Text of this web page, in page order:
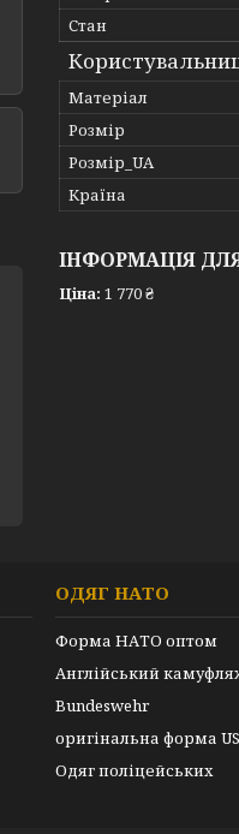
Стан
Матеріал
Розмір
Розмір_UA
Країна
ІНФОРМАЦІЯ
Ціна: 1 770 ₴
ОДЯГ НАТО
Форма НАТО оптом
Англійський
Bundeswehr
оригінальна форма
Одяг поліцейських